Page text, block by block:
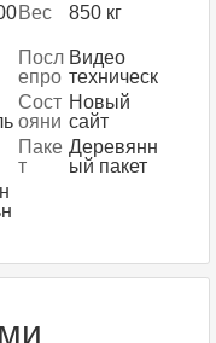
Вес 850 кг
Посл
епро
дажн
ое
обсл
ужив
ание
Видео
техническ
ая
поддержка
,
инженеры
доступны
рубежом
Сост
ояни
е
Новый
сайт
Паке
т
Деревянн
ый пакет